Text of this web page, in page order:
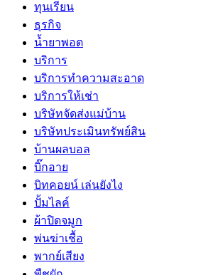
ทุนเรียน
ธุรกิจ
น้ำยาพอต
บริการ
บริการทำความสะอาด
บริการให้เช่า
บริษัทจัดส่งแม่บ้าน
บริษัทประเมินทรัพย์สิน
บ้านผลบอล
บิ๊กอาย
บิทคอยน์ เล่นยังไง
ปั้มไลค์
ผ้าปิดจมูก
พ่นฆ่าเชื้อ
พากย์เสียง